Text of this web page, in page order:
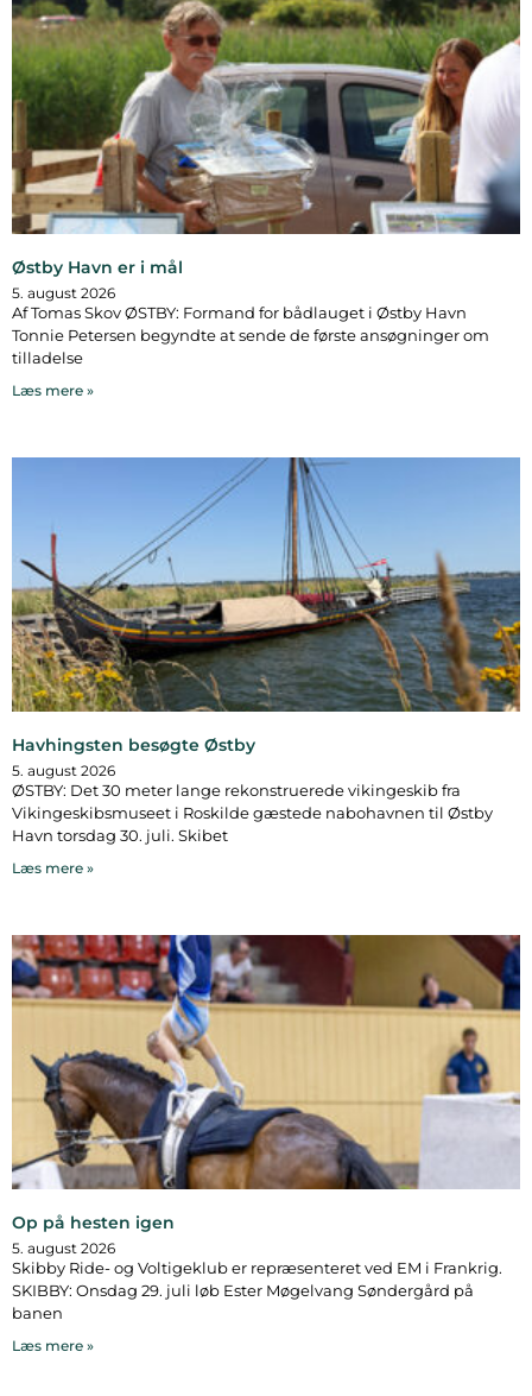
Østby Havn er i mål
5. august 2026
Af Tomas Skov ØSTBY: Formand for bådlauget i Østby Havn
Tonnie Petersen begyndte at sende de første ansøgninger om
tilladelse
Læs mere »
Havhingsten besøgte Østby
5. august 2026
ØSTBY: Det 30 meter lange rekonstruerede vikingeskib fra
Vikingeskibsmuseet i Roskilde gæstede nabohavnen til Østby
Havn torsdag 30. juli. Skibet
Læs mere »
Op på hesten igen
5. august 2026
Skibby Ride- og Voltigeklub er repræsenteret ved EM i Frankrig.
SKIBBY: Onsdag 29. juli løb Ester Møgelvang Søndergård på
banen
Læs mere »